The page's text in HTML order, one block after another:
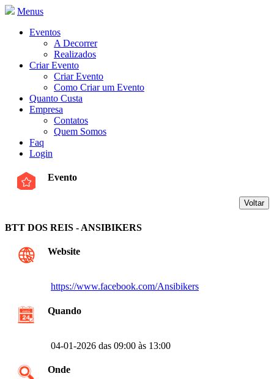
Menus
Eventos
A Decorrer
Realizados
Criar Evento
Criar Evento
Como Criar um Evento
Quanto Custa
Empresa
Contatos
Quem Somos
Faq
Login
Evento
BTT DOS REIS - ANSIBIKERS
Website
https://www.facebook.com/Ansibikers
Quando
04-01-2026 das 09:00 às 13:00
Onde